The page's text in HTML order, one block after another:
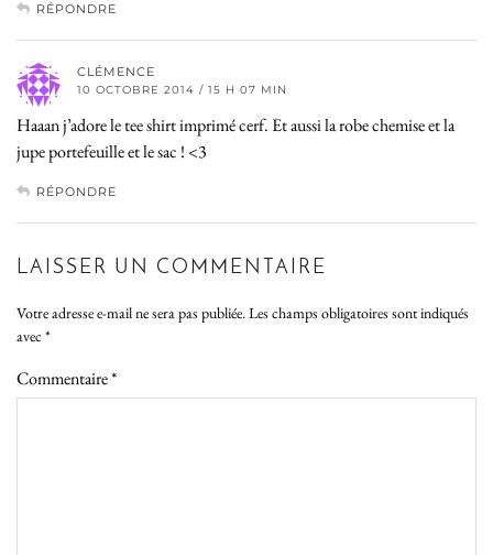
RÉPONDRE
CLÉMENCE
10 OCTOBRE 2014 / 15 H 07 MIN
Haaan j’adore le tee shirt imprimé cerf. Et aussi la robe chemise et la
jupe portefeuille et le sac ! <3
RÉPONDRE
LAISSER UN COMMENTAIRE
Votre adresse e-mail ne sera pas publiée.Les champs obligatoires sont indiqués
avec *
Commentaire*